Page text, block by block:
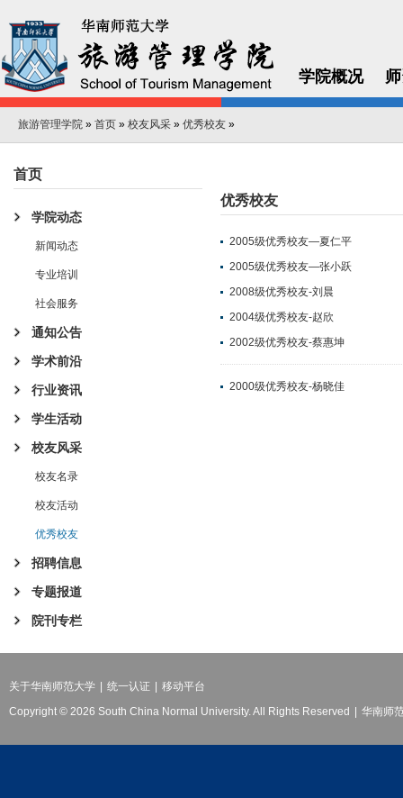
学院概况
旅游管理学院 » 首页 » 校友风采 » 优秀校友 »
首页
学院动态
新闻动态
专业培训
社会服务
通知公告
学术前沿
行业资讯
学生活动
校友风采
校友名录
校友活动
优秀校友
招聘信息
专题报道
院刊专栏
优秀校友
2005级优秀校友—夏仁平
2005级优秀校友—张小跃
2008级优秀校友-刘晨
2004级优秀校友-赵欣
2002级优秀校友-蔡惠坤
2000级优秀校友-杨晓佳
关于华南师范大学 统一认证
移动平台
Copyright © 2026 South China Normal University. All Rights Reserved
华南师